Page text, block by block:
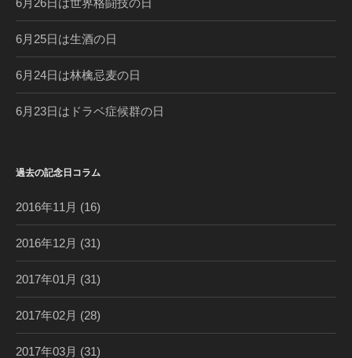
6月25日は生酒の日
6月24日は林檎忌麦の日
6月23日はドラベ症候群の日
過去の記念日コラム
2016年11月 (16)
2016年12月 (31)
2017年01月 (31)
2017年02月 (28)
2017年03月 (31)